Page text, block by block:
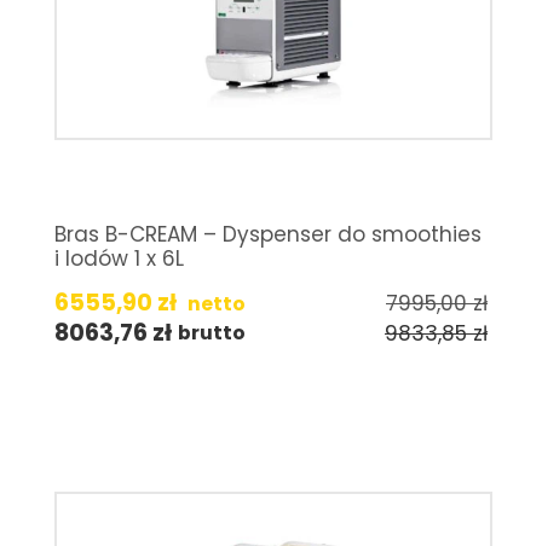
Bras B-CREAM – Dyspenser do smoothies
i lodów 1 x 6L
6555,90 zł netto 7995,00zł
8063,76 zł brutto 9833,85zł